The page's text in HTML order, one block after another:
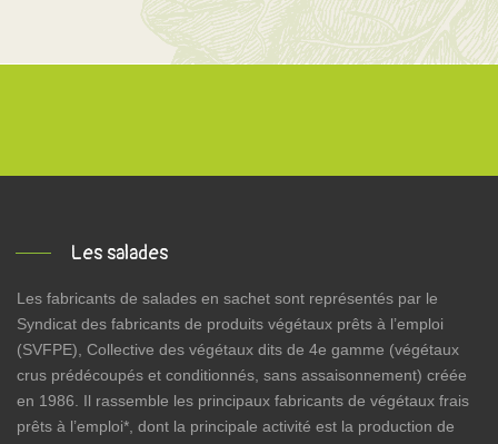
Les salades
Les fabricants de salades en sachet sont représentés par le
Syndicat des fabricants de produits végétaux prêts à l’emploi
(SVFPE), Collective des végétaux dits de 4e gamme (végétaux
crus prédécoupés et conditionnés, sans assaisonnement) créée
en 1986. Il rassemble les principaux fabricants de végétaux frais
prêts à l’emploi*, dont la principale activité est la production de